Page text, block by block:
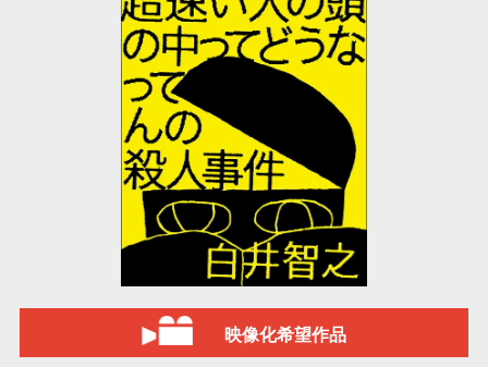
映像化希望作品